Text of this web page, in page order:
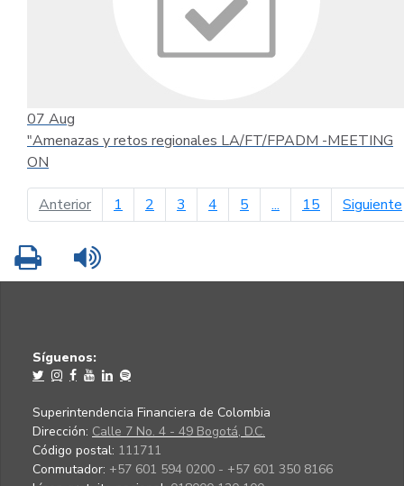
07 Aug
"Amenazas y retos regionales LA/FT/FPADM -MEETING
ON
Anteriorpágina anterior
1 2 3 4 5 ... 15 Siguiente
Imprimir
Síguenos:
Superintendencia Financiera de Colombia
Dirección: Calle 7 No. 4 - 49 Bogotá, D.C.
Código postal: 111711
Conmutador: +57 601 594 0200 - +57 601 350 8166